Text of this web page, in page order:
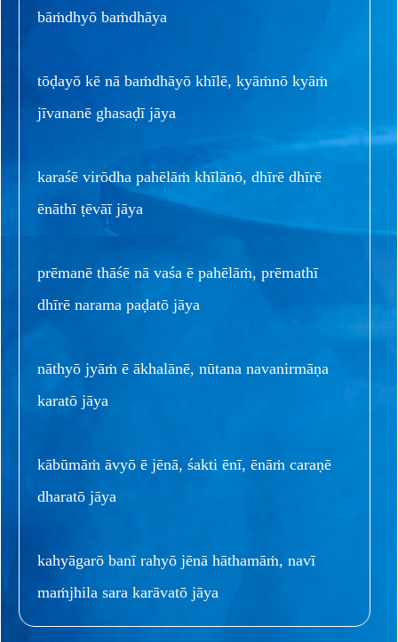
bāṁdhyō baṁdhāya
tōḍayō kē nā baṁdhāyō khīlē, kyāṁnō kyāṁ
jīvananē ghasaḍī jāya
karaśē virōdha pahēlāṁ khīlānō, dhīrē dhīrē
ēnāthī ṭēvāī jāya
prēmanē thāśē nā vaśa ē pahēlāṁ, prēmathī
dhīrē narama paḍatō jāya
nāthyō jyāṁ ē ākhalānē, nūtana navanirmāṇa
karatō jāya
kābūmāṁ āvyō ē jēnā, śakti ēnī, ēnāṁ caraṇē
dharatō jāya
kahyāgarō banī rahyō jēnā hāthamāṁ, navī
maṁjhila sara karāvatō jāya